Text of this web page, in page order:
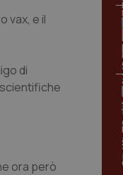
vax, e il
di
ora però